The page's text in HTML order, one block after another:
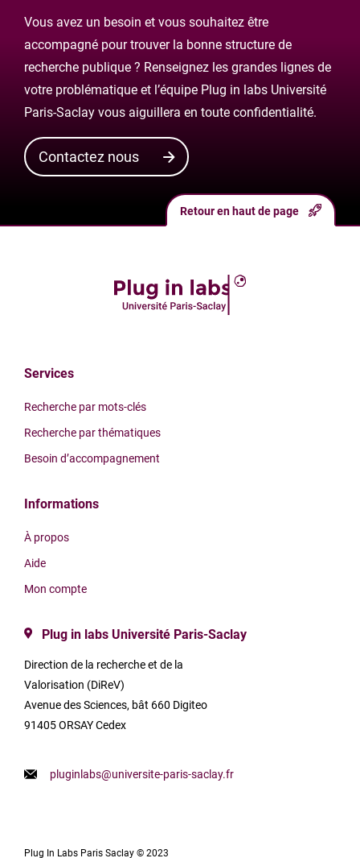
Vous avez un besoin et vous souhaitez être
accompagné pour trouver la bonne structure de
recherche publique ? Renseignez les grandes lignes de
votre problématique et l’équipe Plug in labs Université
Paris-Saclay vous aiguillera en toute confidentialité.
Contactez nous
Services
Recherche par mots-clés
Recherche par thématiques
Besoin d’accompagnement
Informations
À propos
Aide
Mon compte
Plug in labs Université Paris-Saclay
Direction de la recherche et de la
Valorisation (DiReV)
Avenue des Sciences, bât 660 Digiteo
91405 ORSAY Cedex
pluginlabs@universite-paris-saclay.fr
Plug In Labs Paris Saclay © 2023
Retour en haut de page